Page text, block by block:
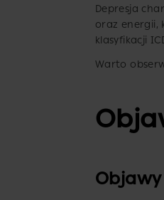
Depresja
oraz energii,
klasyfikacji
Warto